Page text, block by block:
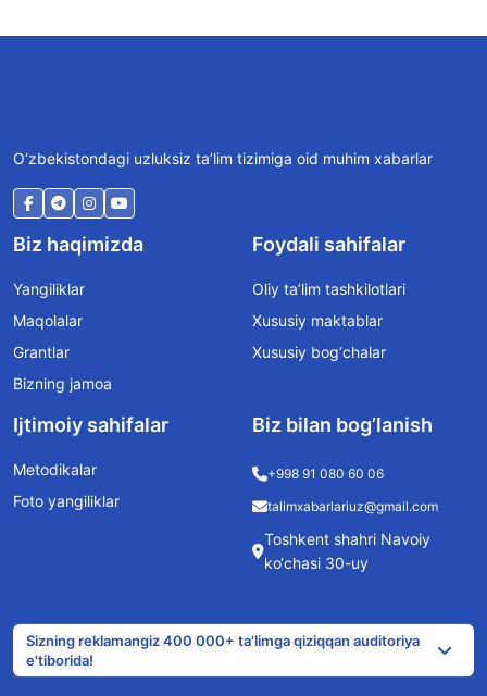
O‘zbekistondagi uzluksiz ta’lim tizimiga oid muhim xabarlar
Biz haqimizda
Yangiliklar
Maqolalar
Grantlar
Bizning jamoa
Foydali sahifalar
Oliy ta’lim tashkilotlari
Xususiy maktablar
Xususiy bog‘chalar
Ijtimoiy sahifalar
Metodikalar
Foto yangiliklar
Biz bilan bog’lanish
+998 91 080 60 06
talimxabarlariuz@gmail.com
Toshkent shahri Navoiy
ko‘chasi 30-uy
Sizning reklamangiz 400 000+ ta'limga qiziqqan auditoriya
e'tiborida!